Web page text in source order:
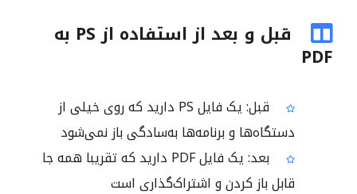
قبل و بعد از استفاده از PS به
PDF
قبل: یک فایل PS دارید که روی خیلی از
دستگاه‌ها و برنامه‌ها به‌سادگی باز نمی‌شود
بعد: یک فایل PDF دارید که تقریبا همه جا
قابل باز کردن و اشتراک‌گذاری است